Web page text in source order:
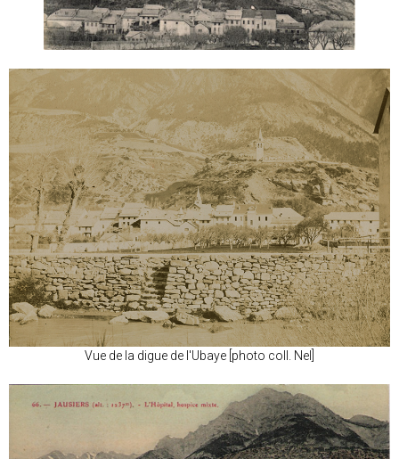
Vue de la digue de l'Ubaye [photo coll. Nel]